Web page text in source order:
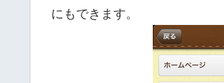
にもできます。